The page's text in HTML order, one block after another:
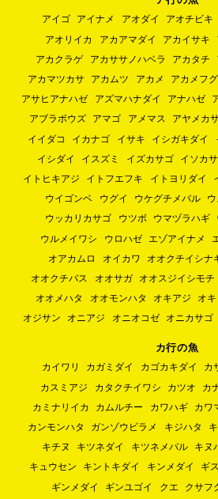
アイゴ アイナメ アオダイ アオチビキ
アオリイカ
アカアマダイ アカイサキ
アカクラゲ
アカササノハベラ アカタチ
アカマツカサ
アカムツ アカメ アカメフグ
アサヒアナハゼ
アズマハナダイ アナハゼ
アブラボウズ
アマゴ アメマス アヤメカ
イイダコ
イカナゴ イサキ イシガキダイ
イシダイ
イスズミ イズカサゴ イソカ
イトヒキアジ
イトフエフキ イトヨリダイ
ウイゴンベ
ウグイ ウケグチメバル
ウッカリカサゴ
ウツボ ウマヅラハギ
ウルメイワシ
ウロハゼ エゾアイナメ
オアカムロ
オイカワ オオクチイシナ
オオクチバス
オオサガ オオスジイシモチ
オオメハタ
オオモンハタ オキアジ オ
オジサン
オニアジ オニオコゼ オニカサゴ
カ行の魚
カイワリ カガミダイ カゴカキダイ カ
カスミアジ
カタクチイワシ カツオ カ
カミナリイカ
カムルチー カワハギ カワ
カンモンハタ
ガンゾウビラメ キジハタ
キチヌ
キツネダイ キツネメバル キヌ
キュウセン
キントキダイ キンメダイ ギス
ギンメダイ
ギンユゴイ クエ クサフ